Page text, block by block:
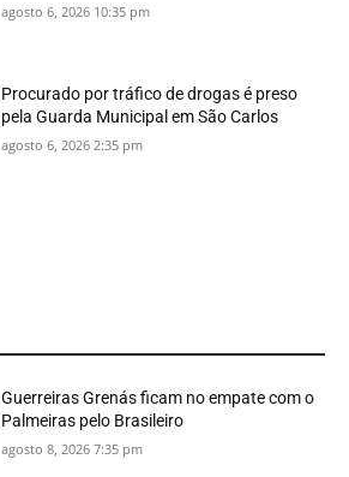
agosto 6, 2026 10:35 pm
Procurado por tráfico de drogas é preso
pela Guarda Municipal em São Carlos
agosto 6, 2026 2:35 pm
Guerreiras Grenás ficam no empate com o
Palmeiras pelo Brasileiro
agosto 8, 2026 7:35 pm